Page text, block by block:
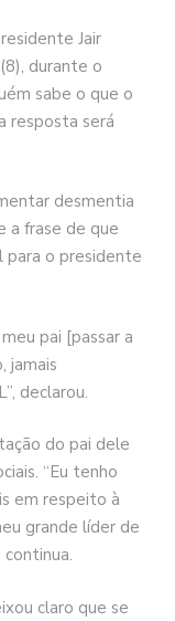
Jair
durante o
sabe o que o
resposta será
desmentia
a frase de que
para o presidente
pai [passar a
jamais
declarou.
do pai dele
“Eu tenho
em respeito à
grande líder de
claro que se